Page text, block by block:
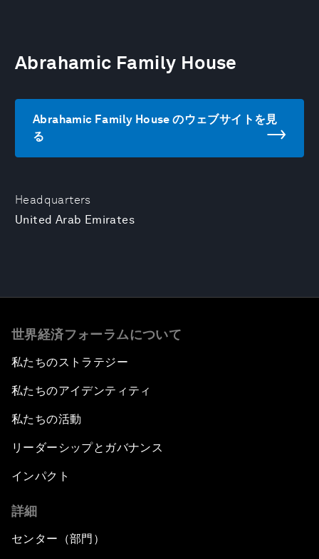
Headquarters
United Arab Emirates
Abrahamic Family House
Abrahamic Family House のウェブサイトを見
る
世界経済フォーラムについて
私たちのストラテジー
私たちのアイデンティティ
私たちの活動
リーダーシップとガバナンス
インパクト
詳細
センター（部門）